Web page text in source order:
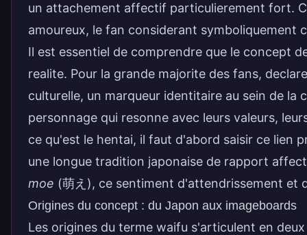
un attachement affectif particulierement fort.
amoureux, le fan considerant symboliquement
Il est essentiel de comprendre que le concept
realite. Pour la grande majorite des fans,
culturelle, un marqueur identitaire au sein de la
personnage qui resonne avec leurs valeurs,
ce qu'est le hentai, il faut d'abord saisir ce lien
une longue tradition japonaise de rapport
moe (萌え), ce sentiment d'attendrissement et
Origines du concept : du Japon aux imageboards
Les origines du terme waifu s'articulent en